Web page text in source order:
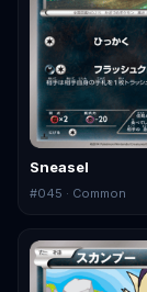
Sneasel
#045 · Common